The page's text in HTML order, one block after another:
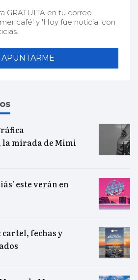
GRATUITA en tu correo
café' y 'Hoy fue noticia' con
APUNTARME
la mirada de Mimi
este verán en
cartel, fechas y